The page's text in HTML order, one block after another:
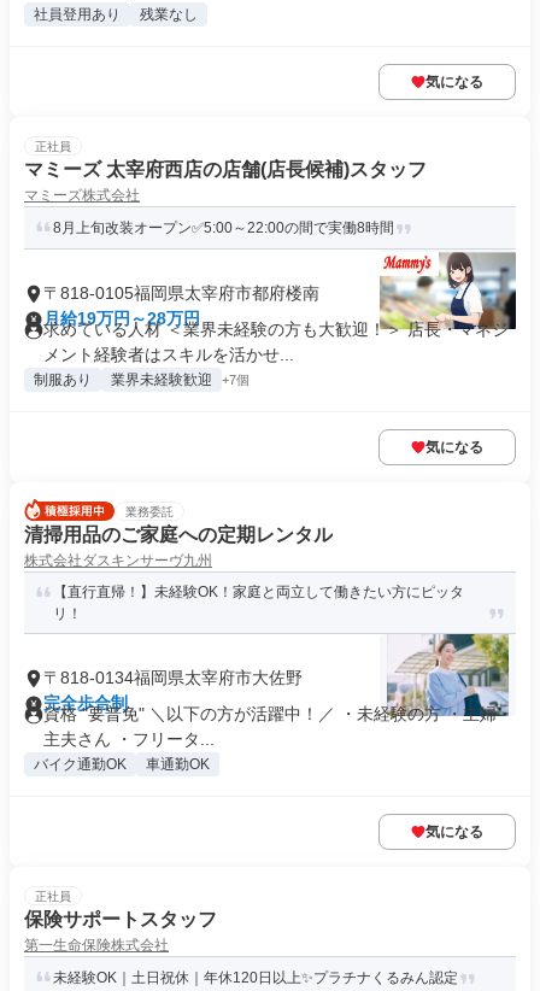
社員登用あり 残業なし
気になる
正社員
マミーズ 太宰府西店の店舗(店長候補)スタッフ
マミーズ株式会社
8月上旬改装オープン✅5:00～22:00の間で実働8時間
〒818-0105福岡県太宰府市都府楼南
月給19万円～28万円
求めている人材 ＜業界未経験の方も大歓迎！＞ 店長・マネジ
メント経験者はスキルを活かせ...
制服あり 業界未経験歓迎 +7個
気になる
業務委託
清掃用品のご家庭への定期レンタル
株式会社ダスキンサーヴ九州
【直行直帰！】未経験OK！家庭と両立して働きたい方にピッタ
リ！
〒818-0134福岡県太宰府市大佐野
完全歩合制
資格 "要普免" ＼以下の方が活躍中！／ ・未経験の方 ・主婦・
主夫さん ・フリータ...
バイク通勤OK 車通勤OK
気になる
正社員
保険サポートスタッフ
第一生命保険株式会社
未経験OK｜土日祝休｜年休120日以上✨プラチナくるみん認定